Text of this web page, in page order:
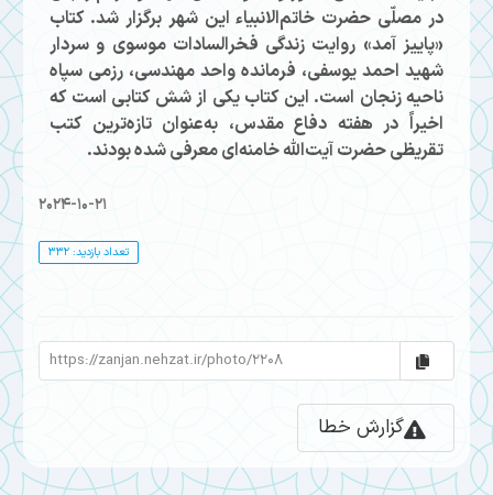
در مصلّی حضرت خاتم‌الانبیاء این شهر برگزار شد. کتاب
«پاییز آمد» روایت زندگی فخرالسادات موسوی و سردار
شهید احمد یوسفی، فرمانده واحد مهندسی، رزمی سپاه
ناحیه زنجان است. این کتاب یکی از شش کتابی است که
اخیراً در هفته دفاع مقدس، به‌عنوان تازه‌ترین کتب
تقریظی حضرت آیت‌الله خامنه‌ای معرفی شده بودند.
2024-10-21
تعداد بازدید: 332
گزارش خطا